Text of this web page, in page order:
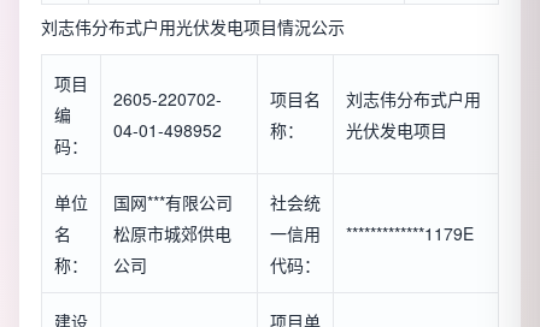
刘志伟分布式户用光伏发电项目情況公示
项目
编
码：
2605-220702-
04-01-498952
项目名
称：
刘志伟分布式户用
光伏发电项目
单位
名
称：
国网***有限公司
松原市城郊供电
公司
社会统
一信用
代码：
*************1179E
建设
项目单